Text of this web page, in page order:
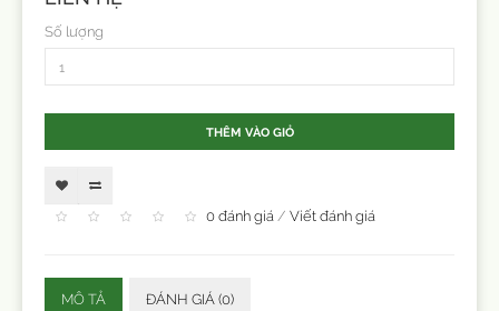
Số lượng
THÊM VÀO GIỎ
0 đánh giá/ Viết đánh giá
MÔ TẢ ĐÁNH GIÁ (0)